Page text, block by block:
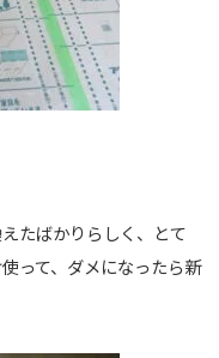
たばかりらしく、とて
って、ダメになったら新